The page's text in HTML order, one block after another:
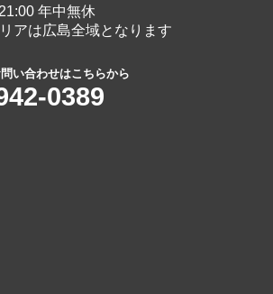
手町５丁目9-2
曜日
年中無休
アは広島全域となります
0389